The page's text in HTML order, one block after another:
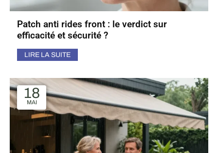
Patch anti rides front : le verdict sur
efficacité et sécurité ?
LIRE LA SUITE
18
MAI